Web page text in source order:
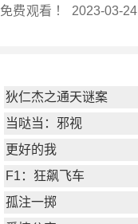
免费观看 ！ 2023-03-24
狄仁杰之通天谜案
当哒当：邪视
更好的我
F1：狂飙飞车
孤注一掷